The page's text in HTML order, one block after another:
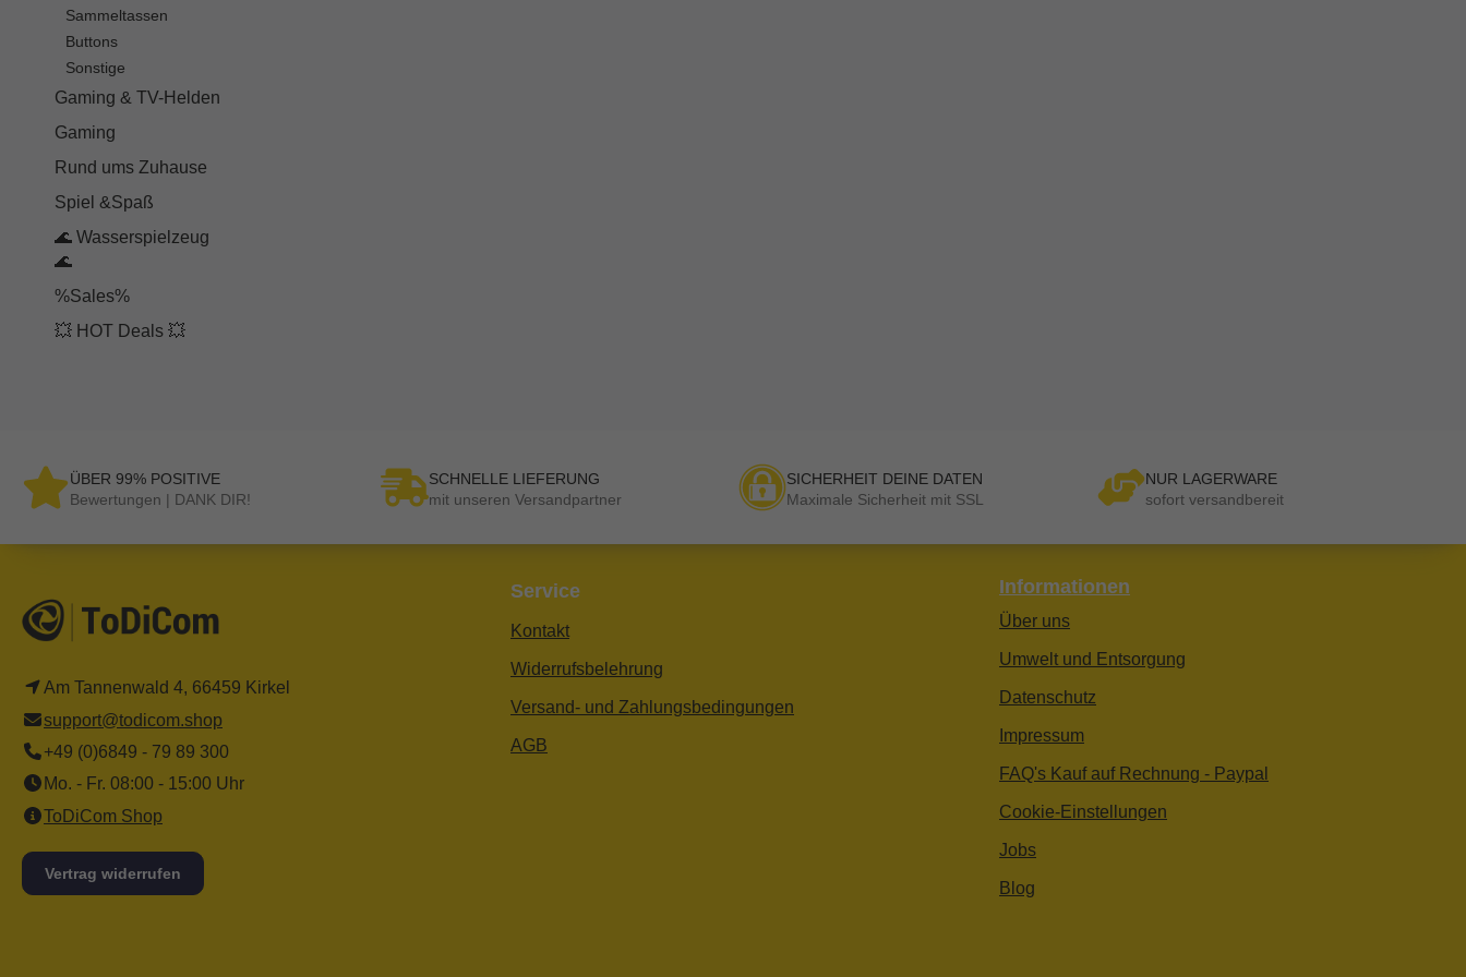
Sammeltassen
Buttons
Sonstige
Gaming & TV-Helden
Gaming
Rund ums Zuhause
Spiel &Spaß
🌊 Wasserspielzeug
🌊
%Sales%
💥 HOT Deals 💥
ÜBER 99% POSITIVE
Bewertungen | DANK DIR!
SCHNELLE LIEFERUNG
mit unseren Versandpartner
SICHERHEIT DEINE DATEN
Maximale Sicherheit mit SSL
NUR LAGERWARE
sofort versandbereit
Am Tannenwald 4, 66459 Kirkel
support@todicom.shop
+49 (0)6849 - 79 89 300
Mo. - Fr. 08:00 - 15:00 Uhr
ToDiCom Shop
Vertrag widerrufen
Service
Kontakt
Widerrufsbelehrung
Versand- und Zahlungsbedingungen
AGB
Informationen
Über uns
Umwelt und Entsorgung
Datenschutz
Impressum
FAQ's Kauf auf Rechnung - Paypal
Cookie-Einstellungen
Jobs
Blog